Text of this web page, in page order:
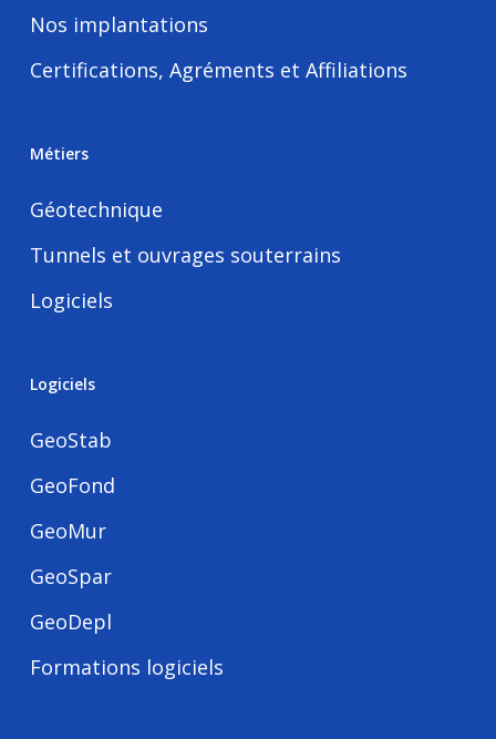
Nos implantations
Certifications, Agréments et Affiliations
Métiers
Géotechnique
Tunnels et ouvrages souterrains
Logiciels
Logiciels
GeoStab
GeoFond
GeoMur
GeoSpar
GeoDepl
Formations logiciels